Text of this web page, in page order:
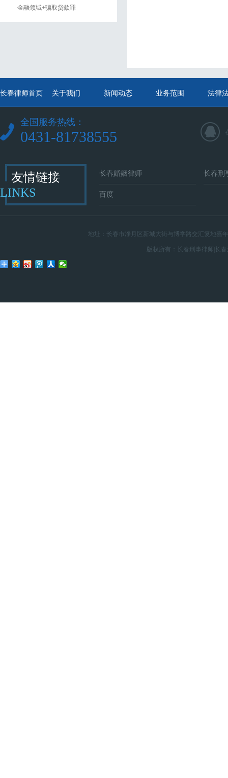
金融领域+骗取贷款罪
长春律师首页 关于我们 新闻动态 业务范围 法律
全国服务热线：
0431-81738555
友情链接
LINKS
长春婚姻律师 长春刑
百度
地址： 长春市净月区新城大街与博学路交汇复地嘉
版权所有： 长春刑事律师 长